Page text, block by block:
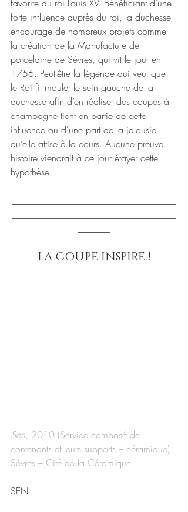
favorite du roi Louis XV. Bénéficiant d’une
forte influence auprès du roi, la duchesse
encourage de nombreux projets comme
la création de la Manufacture de
porcelaine de Sèvres, qui vit le jour en
1756. Peut-être la légende qui veut que
le Roi fit mouler le sein gauche de la
duchesse afin d’en réaliser des coupes à
champagne tient en partie de cette
influence ou d'une part de la jalousie
qu’elle attise à la cours. Aucune preuve
histoire viendrait à ce jour étayer cette
hypothèse.
LA COUPE INSPIRE !
Sen, 2010 (Service composé de
contenants et leurs supports – céramique)
Sèvres – Cité de la Céramique
SEN